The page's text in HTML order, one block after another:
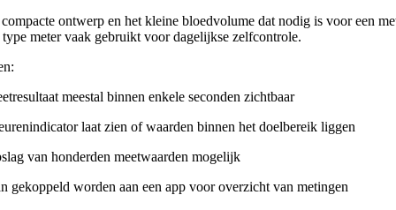
ontwerp en het kleine bloedvolume dat nodig is voor een
meter vaak gebruikt voor dagelijkse zelfcontrole.
meestal binnen enkele seconden zichtbaar
laat zien of waarden binnen het doelbereik liggen
van honderden meetwaarden mogelijk
gekoppeld worden aan een app voor overzicht van metingen